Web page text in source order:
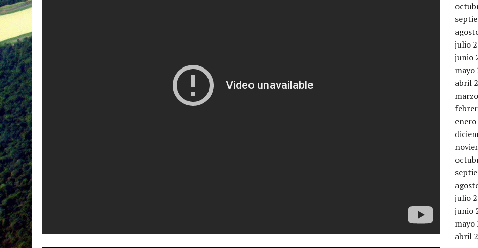
julio
junio
mayo
abril
julio
junio
mayo
abril